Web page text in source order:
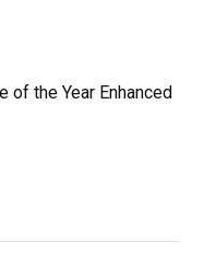
of the Year Enhanced